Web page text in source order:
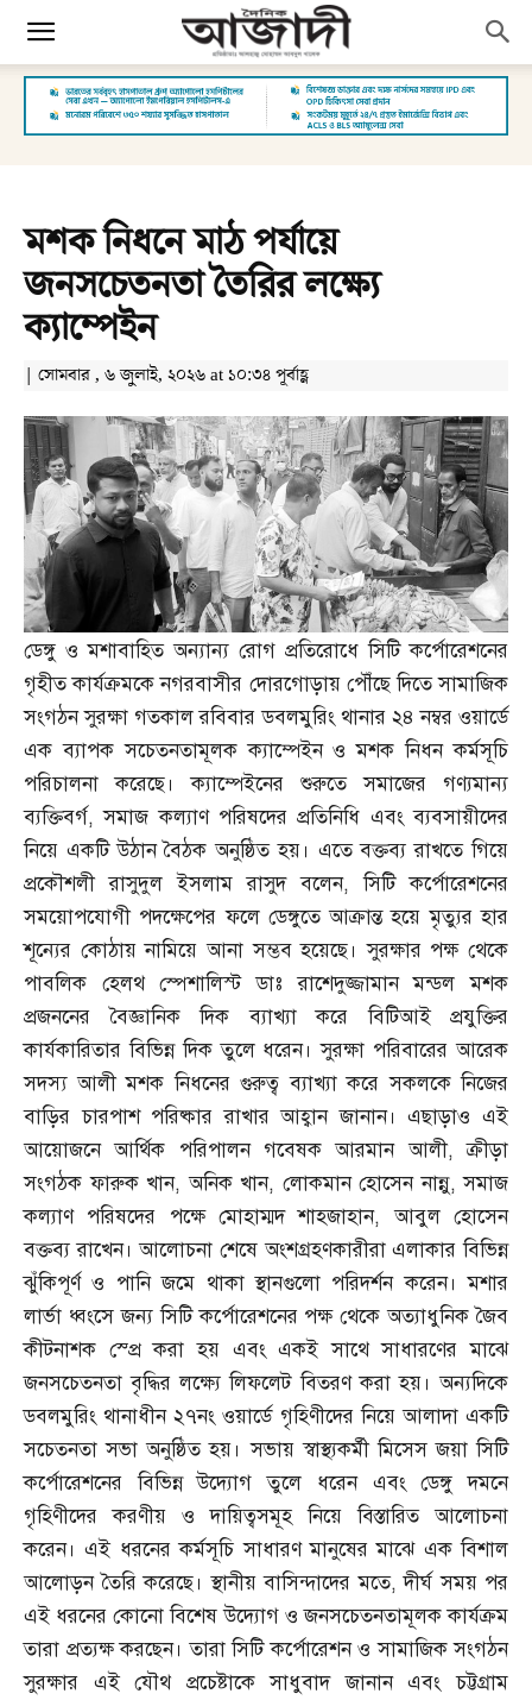
মশক নিধনে মাঠ পর্যায়ে
জনসচেতনতা তৈরির লক্ষ্যে
ক্যাম্পেইন
| সোমবার , ৬ জুলাই, ২০২৬ at ১০:৩৪ পূর্বাহ্ণ
ডেঙ্গু ও মশাবাহিত অন্যান্য রোগ প্রতিরোধে সিটি কর্পোরেশনের
গৃহীত কার্যক্রমকে নগরবাসীর দোরগোড়ায় পৌঁছে দিতে সামাজিক
সংগঠন সুরক্ষা গতকাল রবিবার ডবলমুরিং থানার ২৪ নম্বর ওয়ার্ডে
এক ব্যাপক সচেতনতামূলক ক্যাম্পেইন ও মশক নিধন কর্মসূচি
পরিচালনা করেছে। ক্যাম্পেইনের শুরুতে সমাজের গণ্যমান্য
ব্যক্তিবর্গ,সমাজ কল্যাণ পরিষদের প্রতিনিধি এবং ব্যবসায়ীদের
নিয়ে একটি উঠান বৈঠক অনুষ্ঠিত হয়। এতে বক্তব্য রাখতে গিয়ে
প্রকৌশলী রাসুদুল ইসলাম রাসুদ বলেন,সিটি কর্পোরেশনের
সময়োপযোগী পদক্ষেপের ফলে ডেঙ্গুতে আক্রান্ত হয়ে মৃত্যুর হার
শূন্যের কোঠায় নামিয়ে আনা সম্ভব হয়েছে। সুরক্ষার পক্ষ থেকে
পাবলিক হেলথ স্পেশালিস্ট ডাঃ রাশেদুজ্জামান মন্ডল মশক
প্রজননের বৈজ্ঞানিক দিক ব্যাখ্যা করে বিটিআই প্রযুক্তির
কার্যকারিতার বিভিন্ন দিক তুলে ধরেন। সুরক্ষা পরিবারের আরেক
সদস্য আলী মশক নিধনের গুরুত্ব ব্যাখ্যা করে সকলকে নিজের
বাড়ির চারপাশ পরিষ্কার রাখার আহ্বান জানান। এছাড়াও এই
আয়োজনে আর্থিক পরিপালন গবেষক আরমান আলী,ক্রীড়া
সংগঠক ফারুক খান,অনিক খান, লোকমান হোসেন নান্নু,সমাজ
কল্যাণ পরিষদের পক্ষে মোহাম্মদ শাহজাহান,আবুল হোসেন
বক্তব্য রাখেন। আলোচনা শেষে অংশগ্রহণকারীরা এলাকার বিভিন্ন
ঝুঁকিপূর্ণ ও পানি জমে থাকা স্থানগুলো পরিদর্শন করেন। মশার
লার্ভা ধ্বংসে জন্য সিটি কর্পোরেশনের পক্ষ থেকে অত্যাধুনিক জৈব
কীটনাশক স্প্রে করা হয় এবং একই সাথে সাধারণের মাঝে
জনসচেতনতা বৃদ্ধির লক্ষ্যে লিফলেট বিতরণ করা হয়। অন্যদিকে
ডবলমুরিং থানাধীন ২৭নং ওয়ার্ডে গৃহিণীদের নিয়ে আলাদা একটি
সচেতনতা সভা অনুষ্ঠিত হয়। সভায় স্বাস্থ্যকর্মী মিসেস জয়া সিটি
কর্পোরেশনের বিভিন্ন উদ্যোগ তুলে ধরেন এবং ডেঙ্গু দমনে
গৃহিণীদের করণীয় ও দায়িত্বসমূহ নিয়ে বিস্তারিত আলোচনা
করেন। এই ধরনের কর্মসূচি সাধারণ মানুষের মাঝে এক বিশাল
আলোড়ন তৈরি করেছে। স্থানীয় বাসিন্দাদের মতে,দীর্ঘ সময় পর
এই ধরনের কোনো বিশেষ উদ্যোগ ও জনসচেতনতামূলক কার্যক্রম
তারা প্রত্যক্ষ করছেন। তারা সিটি কর্পোরেশন ও সামাজিক সংগঠন
সুরক্ষার এই যৌথ প্রচেষ্টাকে সাধুবাদ জানান এবং চট্টগ্রাম